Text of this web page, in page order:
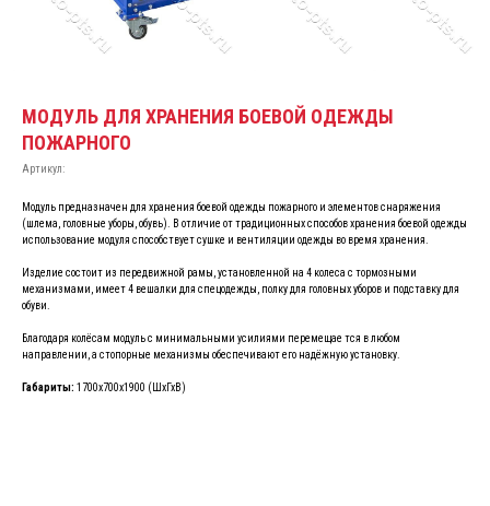
МОДУЛЬ ДЛЯ ХРАНЕНИЯ БОЕВОЙ ОДЕЖДЫ
ПОЖАРНОГО
Артикул:
Модуль предназначен для хранения боевой одежды пожарного и элементов снаряжения
(шлема, головные уборы, обувь). В отличие от традиционных способов хранения боевой одежды
использование модуля способствует сушке и вентиляции одежды во время хранения.
Изделие состоит из передвижной рамы, установленной на 4 колеса с тормозными
механизмами, имеет 4 вешалки для спецодежды, полку для головных уборов и подставку для
обуви.
Благодаря колёсам модуль с минимальными усилиями перемещае тся в любом
направлении, а стопорные механизмы обеспечивают его надёжную установку.
Габариты: 1700х700х1900 (ШхГхВ)